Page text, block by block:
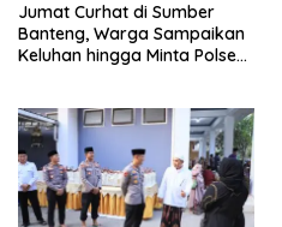
Jumat Curhat di Sumber
Banteng, Warga Sampaikan
Keluhan hingga Minta Polsek